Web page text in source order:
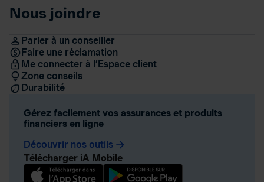
Nous joindre
Parler à un conseiller
Faire une réclamation
Me connecter à l’Espace client
Zone conseils
Durabilité
Gérez facilement vos assurances et produits
financiers en ligne
Découvrir nos outils arrow_forward
Télécharger iA Mobile